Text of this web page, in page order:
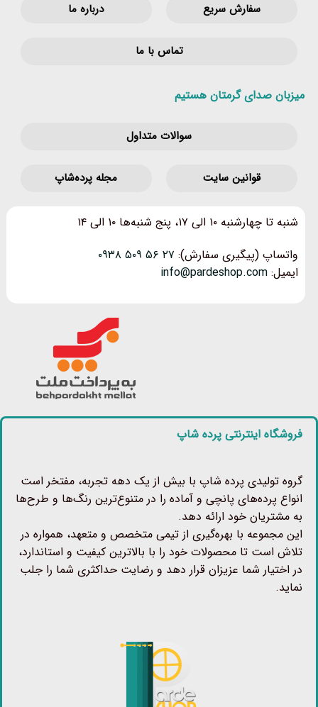
سفارش سریع درباره ما
تماس با ما
میزبان صدای گرمتان هستیم
سوالات متداول
قوانین‌ سایت مجله پرده‌شاپ
شنبه تا چهارشنبه ۱۰ الی ۱۷، پنج شنبه‌ها ۱۰ الی ۱۴
واتساپ (پیگیری سفارش): ۲۷ ۵۶ ۵۰۹ ۰۹۳۸
ایمیل: info@pardeshop.com
فروشگاه اینترنتی پرده شاپ
گروه تولیدی پرده شاپ با بیش از یک دهه تجربه، مفتخر است
انواع پرده‌های پانچی و آماده را در متنوع‌ترین رنگ‌ها و طرح‌ها
به مشتریان خود ارائه دهد.
این مجموعه با بهره‌گیری از تیمی متخصص و متعهد، همواره در
تلاش است تا محصولات خود را با بالاترین کیفیت و استاندارد،
در اختیار شما عزیزان قرار دهد و رضایت حداکثری شما را جلب
نماید.